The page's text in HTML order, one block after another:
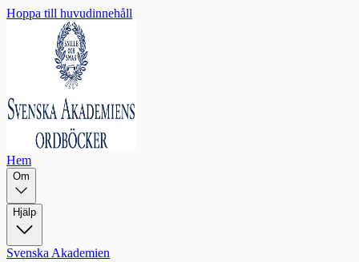
Hoppa till huvudinnehåll
Hem
Om
Hjälp
Svenska Akademien